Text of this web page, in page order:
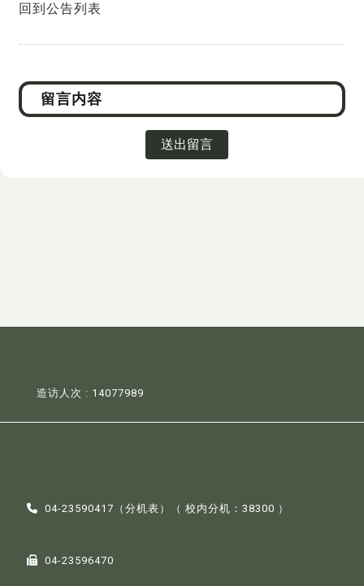
回到公告列表
送出留言
造访人次 : 14077989
04-23590417（分机表 ）（ 校内分机：38300 ）
04-23596470